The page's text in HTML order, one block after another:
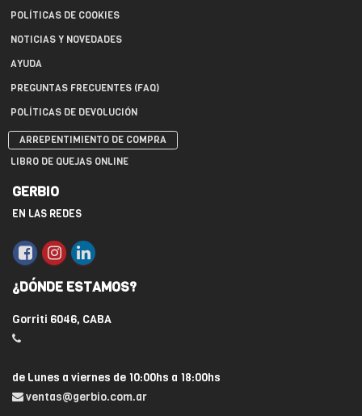
POLÍTICAS DE COOKIES
NOTICIAS Y NOVEDADES
AYUDA
PREGUNTAS FRECUENTES (FAQ)
POLÍTICAS DE DEVOLUCIÓN
ARREPENTIMIENTO DE COMPRA
LIBRO DE QUEJAS ONLINE
GERBIO
EN LAS REDES
¿DÓNDE ESTAMOS?
Gorriti 6046, CABA
de Lunes a viernes de 10:00hs a 18:00hs
ventas@gerbio.com.ar